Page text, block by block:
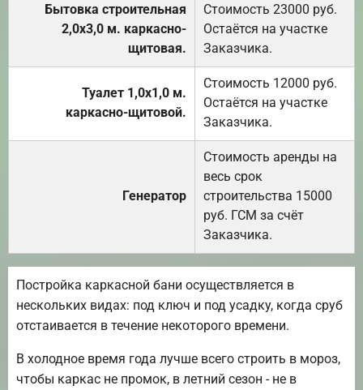
Бытовка строительная
2,0х3,0 м. каркасно-
щитовая.
Стоимость 23000 руб.
Остаётся на участке
Заказчика.
Туалет 1,0х1,0 м.
каркасно-щитовой.
Стоимость 12000 руб.
Остаётся на участке
Заказчика.
Генератор
Стоимость аренды на
весь срок
строительства 15000
руб. ГСМ за счёт
Заказчика.
Постройка каркасной бани осуществляется в
нескольких видах: под ключ и под усадку, когда сруб
отстаивается в течение некоторого времени.
В холодное время года лучше всего строить в мороз,
чтобы каркас не промок, в летний сезон - не в